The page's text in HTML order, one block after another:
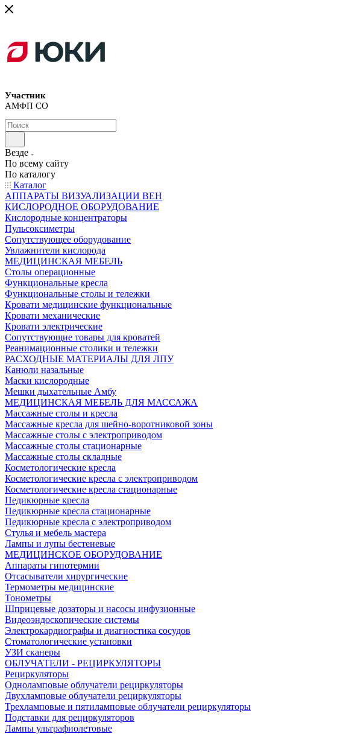
Участник
АМФП СО
Везде
По всему сайту
По каталогу
Каталог
АППАРАТЫ ВИЗУАЛИЗАЦИИ ВЕН
КИСЛОРОДНОЕ ОБОРУДОВАНИЕ
Кислородные концентраторы
Пульсоксиметры
Сопутствующее оборудование
Увлажнители кислорода
МЕДИЦИНСКАЯ МЕБЕЛЬ
Столы операционные
Функциональные кресла
Функциональные столы и тележки
Кровати медицинские функциональные
Кровати механические
Кровати электрические
Сопутствующие товары для кроватей
Реанимационные столики и тележки
РАСХОДНЫЕ МАТЕРИАЛЫ ДЛЯ ЛПУ
Канюли назальные
Маски кислородные
Мешки дыхательные Амбу
МЕДИЦИНСКАЯ МЕБЕЛЬ ДЛЯ МАССАЖА
Массажные столы и кресла
Массажные кресла для шейно-воротниковой зоны
Массажные столы с электроприводом
Массажные столы стационарные
Массажные столы складные
Косметологические кресла
Косметологические кресла с электроприводом
Косметологические кресла стационарные
Педикюрные кресла
Педикюрные кресла стационарные
Педикюрные кресла с электроприводом
Стулья и мебель мастера
Лампы и лупы бестеневые
МЕДИЦИНСКОЕ ОБОРУДОВАНИЕ
Аппараты гипотермии
Отсасыватели хирургические
Термометры медицинские
Тонометры
Шприцевые дозаторы и насосы инфузионные
Видеоэндоскопические системы
Электрокардиографы и диагностика сосудов
Стоматологические установки
УЗИ сканеры
ОБЛУЧАТЕЛИ - РЕЦИРКУЛЯТОРЫ
Рециркуляторы
Одноламповые облучатели рециркуляторы
Двухламповые облучатели рециркуляторы
Трехламповые и пятиламповые облучатели рециркуляторы
Подставки для рециркуляторов
Лампы ультрафиолетовые